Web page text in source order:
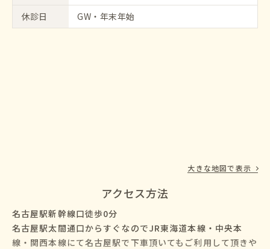
休診日
GW・年末年始
大きな地図で表示
アクセス方法
名古屋駅新幹線口徒歩0分
名古屋駅太閤通口からすぐなのでJR東海道本線・中央本
線・関西本線にて名古屋駅で下車頂いてもご利用して頂きや